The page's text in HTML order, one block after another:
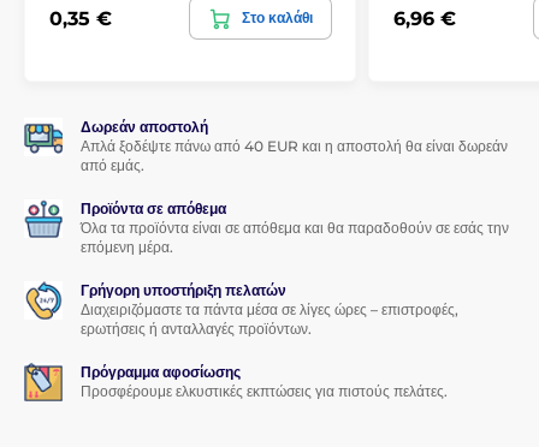
Σε αντίθεση με κάποια άλλα σκληρυμένα γυαλιά,ολόκληρη η
του 5D σκληρυμένου γυαλιού είναι
προστατευτικού γυαλιού ή ξεκόλλημά τους.
Περιεχόμενα συσκευασίας:
1x προστατευτικό σκληρυμένο γυαλί
1x στεγνό πανάκι
1x υγρό πανάκι
1x αφαιρετικό σκόνης
0,35 € Στο καλάθι 6,96 €
Δωρεάν αποστολή
Απλά ξοδέψτε πάνω από 40 EUR και η αποστολή θα είναι δωρεάν
από εμάς.
Προϊόντα σε απόθεμα
Όλα τα προϊόντα είναι σε απόθεμα και θα παραδοθούν σε εσάς την
επόμενη μέρα.
Γρήγορη υποστήριξη πελατών
Διαχειριζόμαστε τα πάντα μέσα σε λίγες ώρες – επιστροφές,
ερωτήσεις ή ανταλλαγές προϊόντων.
Πρόγραμμα αφοσίωσης
Προσφέρουμε ελκυστικές εκπτώσεις για πιστούς πελάτες.